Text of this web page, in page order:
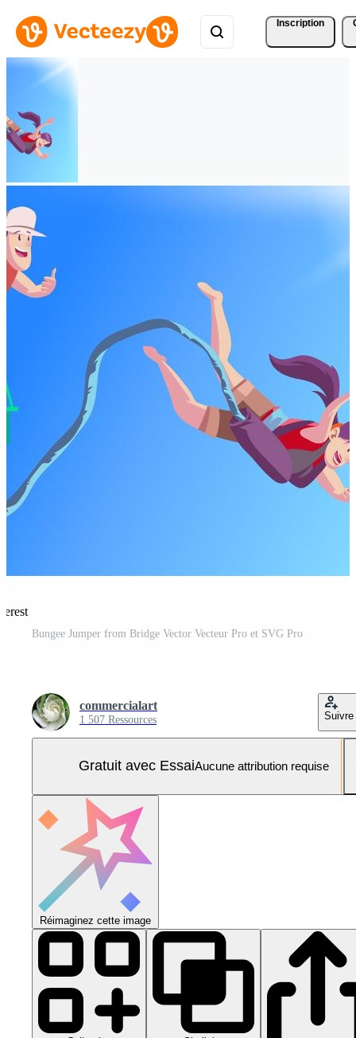
Inscription
Bungee Jumper from Bridge Vector Vecteur Pro et SVG Pro
commercialart
1 507 Ressources Suivre
Gratuit avec EssaiAucune attribution requise
Réimaginez cette image